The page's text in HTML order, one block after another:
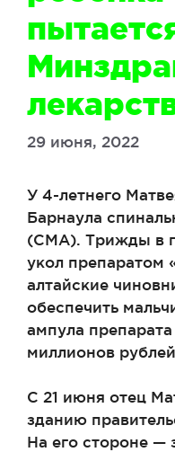
29 июня, 2022
У 4-летнего
Барнаула
(СМА). Трижды в
укол препаратом
алтайские
обеспечить
ампула
миллионов рублей.
С 21 июня отец
зданию
На его стороне —